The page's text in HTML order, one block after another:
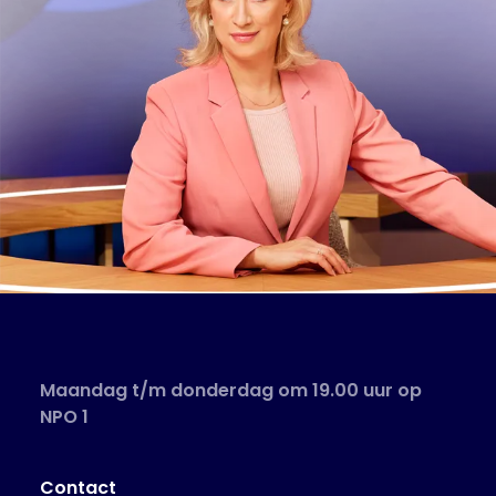
Maandag t/m donderdag om 19.00 uur op
NPO 1
Contact